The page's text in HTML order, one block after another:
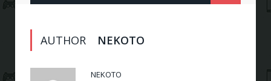
AUTHOR NEKOTO
NEKOTO